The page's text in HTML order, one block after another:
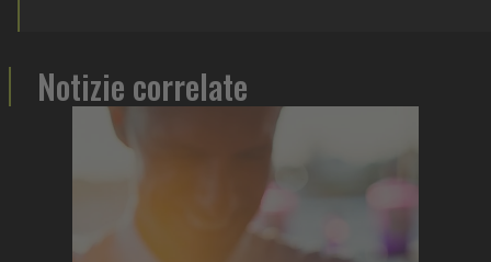
Notizie correlate